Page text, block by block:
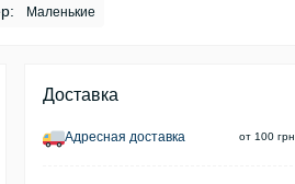
Маленькие
Доставка
Адресная доставка от 100 грн.